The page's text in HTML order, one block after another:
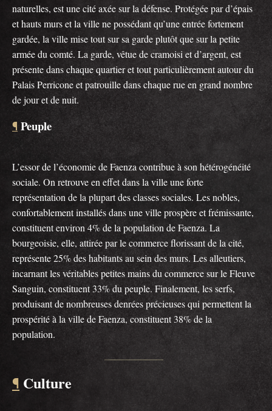
naturelles, est une cité axée sur la défense. Protégée par d’épais
et hauts murs et la ville ne possédant qu’une entrée fortement
gardée, la ville mise tout sur sa garde plutôt que sur la petite
armée du comté. La garde, vêtue de cramoisi et d’argent, est
présente dans chaque quartier et tout particulièrement autour du
Palais Perricone et patrouille dans chaque rue en grand nombre
de jour et de nuit.
¶ Peuple
L’essor de l’économie de Faenza contribue à son hétérogénéité
sociale. On retrouve en effet dans la ville une forte
représentation de la plupart des classes sociales. Les nobles,
confortablement installés dans une ville prospère et frémissante,
constituent environ 4% de la population de Faenza. La
bourgeoisie, elle, attirée par le commerce florissant de la cité,
représente 25% des habitants au sein des murs. Les alleutiers,
incarnant les véritables petites mains du commerce sur le Fleuve
Sanguin, constituent 33% du peuple. Finalement, les serfs,
produisant de nombreuses denrées précieuses qui permettent la
prospérité à la ville de Faenza, constituent 38% de la
population.
¶ Culture